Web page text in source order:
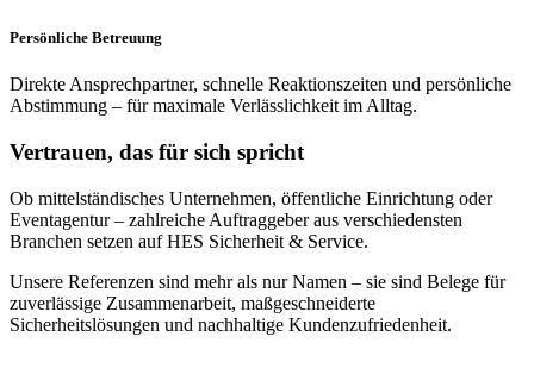
Persönliche Betreuung
Direkte Ansprechpartner, schnelle Reaktionszeiten und persönliche
Abstimmung – für maximale Verlässlichkeit im Alltag.
Vertrauen, das für sich spricht
Ob mittelständisches Unternehmen, öffentliche Einrichtung oder
Eventagentur – zahlreiche Auftraggeber aus verschiedensten
Branchen setzen auf HES Sicherheit & Service.
Unsere Referenzen sind mehr als nur Namen – sie sind Belege für
zuverlässige Zusammenarbeit, maßgeschneiderte
Sicherheitslösungen und nachhaltige Kundenzufriedenheit.